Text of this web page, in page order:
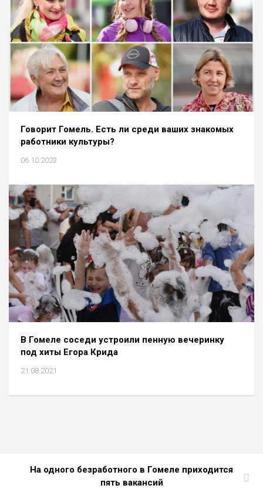
Говорит Гомель. Есть ли среди ваших знакомых
работники культуры?
06.10.2023
В Гомеле соседи устроили пенную вечеринку
под хиты Егора Крида
21.08.2021
На одного безработного в Гомеле приходится
пять вакансий